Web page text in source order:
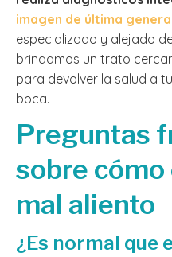
imagen de última
especializado y alejado
brindamos un trato
para devolver la salud a
boca.
Preguntas
sobre
mal aliento
¿Es normal que